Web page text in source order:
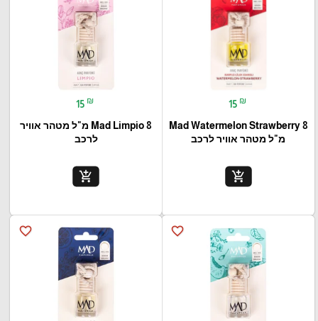
15 ₪
Mad Watermelon Strawberry 8
מ"ל מטהר אוויר לרכב
add_shopping_cart
15 ₪
Mad Limpio 8 מ"ל מטהר אוויר
לרכב
add_shopping_cart
favorite_border
favorite_border